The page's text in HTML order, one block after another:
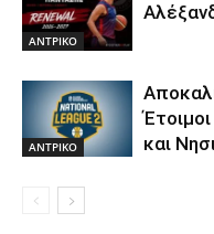
ΑΝTΡΙΚΟ
ΑΝTΡΙΚΟ
και